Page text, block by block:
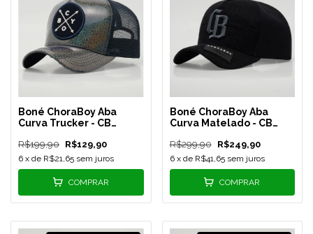
Boné ChoraBoy Aba
Curva Trucker - CB
Holográfico - REF 61
R$199,90 R$129,90
6 x de R$21,65 sem juros
COMPRAR
Boné ChoraBoy Aba
Curva Matelado - CB
R$299,90 R$249,90
6 x de R$41,65 sem juros
COMPRAR